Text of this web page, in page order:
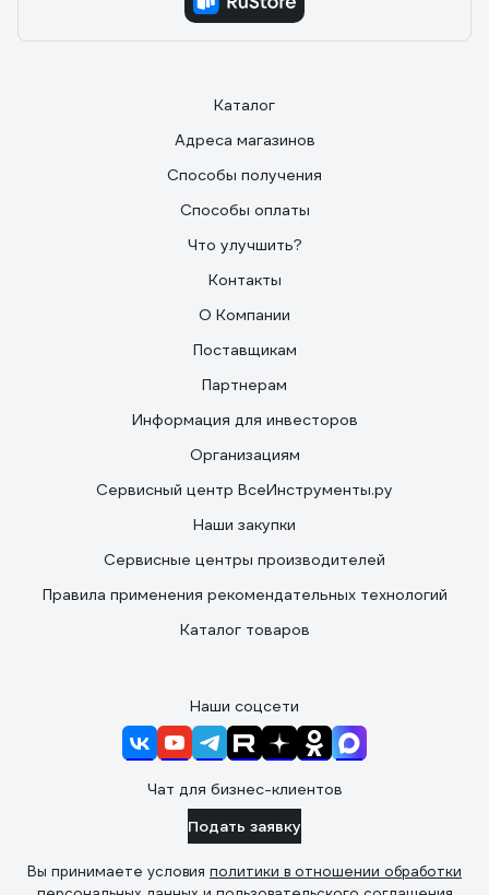
Каталог
Адреса магазинов
Способы получения
Способы оплаты
Что улучшить?
Контакты
О Компании
Поставщикам
Партнерам
Информация для инвесторов
Организациям
Сервисный центр ВсеИнструменты.ру
Наши закупки
Сервисные центры производителей
Правила применения рекомендательных технологий
Каталог товаров
Наши соцсети
Чат для бизнес-клиентов
Подать заявку
Вы принимаете условия политики в отношении обработки